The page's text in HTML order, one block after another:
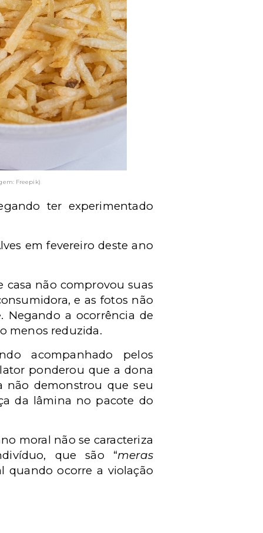
Freepik)
ter experimentado
em fevereiro deste ano
casa não comprovou suas
e as fotos não
Negando a ocorrência de
menos reduzida.
acompanhado pelos
ponderou que a dona
não demonstrou que seu
da lâmina no pacote do
moral não se caracteriza
que são “meras
quando ocorre a violação